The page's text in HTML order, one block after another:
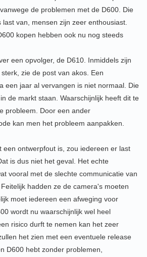
de problemen met de D600. Die
van, mensen zijn zeer enthousiast.
kopen hebben ook nu nog steeds
een opvolger, de D610. Inmiddels zijn
zie de post van akos. Een
een jaar al vervangen is niet normaal. Die
de markt staan. Waarschijnlijk heeft dit te
probleem. Door een ander
kan men het probleem aanpakken.
een ontwerpfout is, zou iedereen er last
is dus niet het geval. Het echte
vooral met de slechte communicatie van
hadden ze de camera's moeten
moet iedereen een afweging voor
wordt nu waarschijnlijk wel heel
risico durft te nemen kan het zeer
het zien met een eventuele release
D600 hebt zonder problemen,